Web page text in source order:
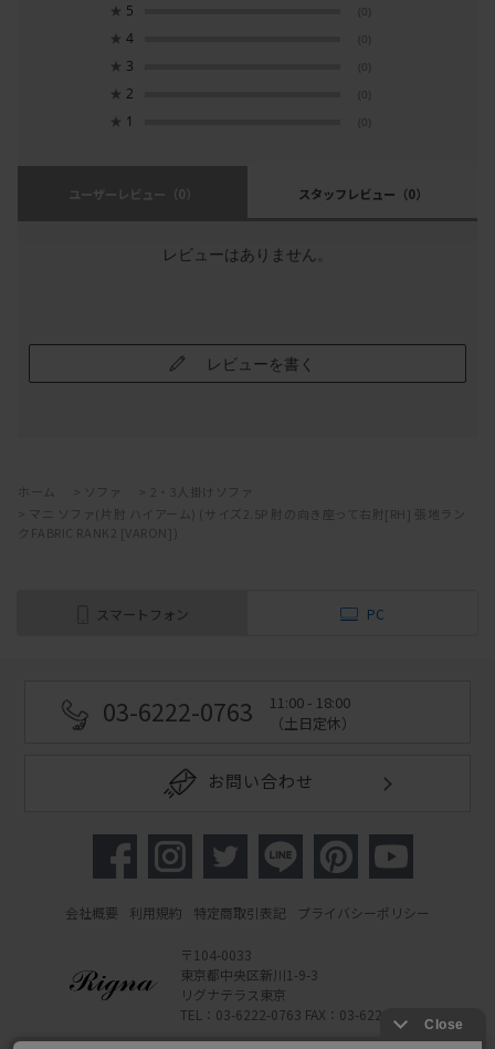
★ 5 (0)
★ 4 (0)
★ 3 (0)
★ 2 (0)
★ 1 (0)
ユーザーレビュー （0） スタッフレビュー （0）
レビューはありません。
レビューを書く
ホーム ソファ
2・3人掛けソファ
マニ ソファ(片肘 ハイアーム) (サイズ2.5P 肘の向き座って右肘[RH] 張地ラン
クFABRIC RANK2 [VARON])
スマートフォン PC
03-6222-0763
11:00 - 18:00
（土日定休）
お問い合わせ
会社概要 利用規約 特定商取引表記 プライバシーポリシー
〒104-0033
東京都中央区新川1-9-3
リグナテラス東京
TEL：03-6222-0763 FAX：03-6222-0762